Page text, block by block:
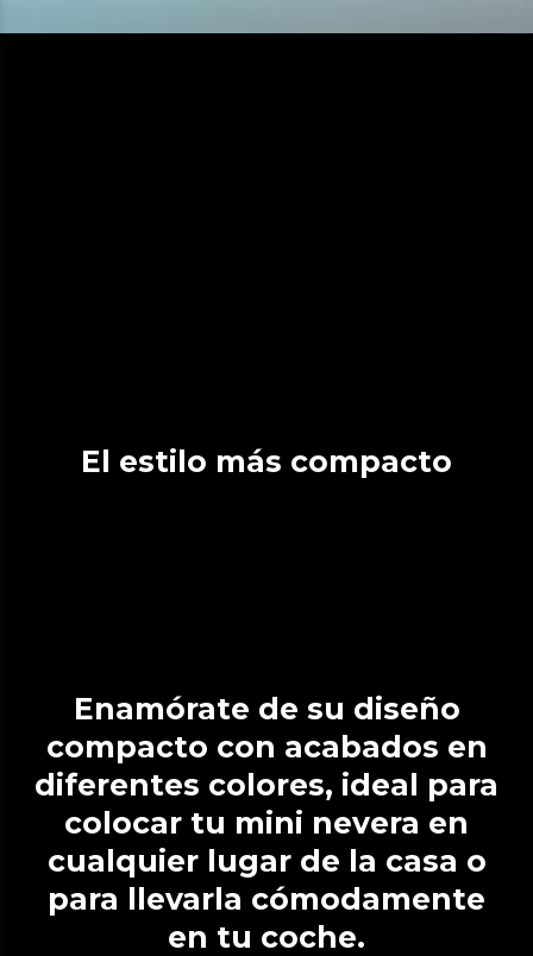
El estilo más compacto
Enamórate de su diseño
compacto con acabados en
diferentes colores, ideal para
colocar tu mini nevera en
cualquier lugar de la casa o
para llevarla cómodamente
en tu coche.